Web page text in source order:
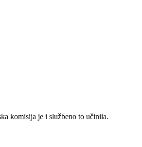
komisija je i službeno to učinila.